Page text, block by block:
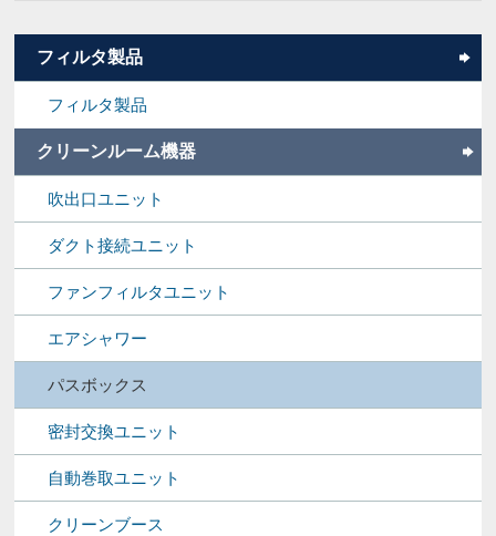
フィルタ製品
フィルタ製品
クリーンルーム機器
吹出口ユニット
ダクト接続ユニット
ファンフィルタユニット
エアシャワー
パスボックス
密封交換ユニット
自動巻取ユニット
クリーンブース